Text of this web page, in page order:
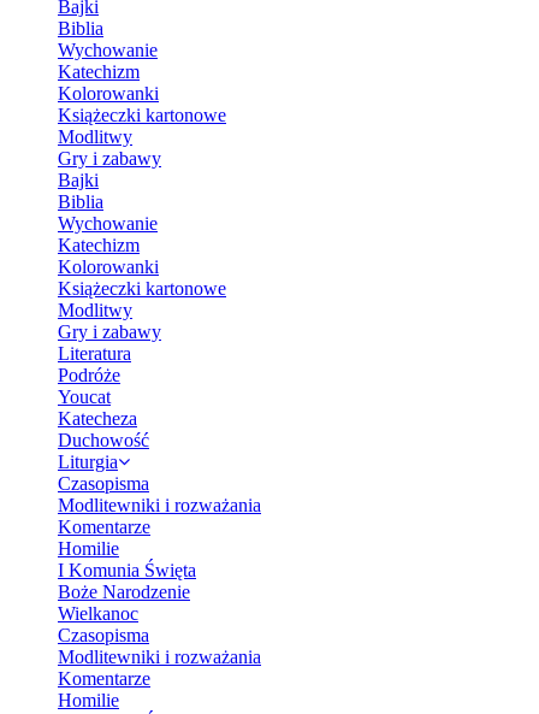
Bajki
Biblia
Wychowanie
Katechizm
Kolorowanki
Książeczki kartonowe
Modlitwy
Gry i zabawy
Bajki
Biblia
Wychowanie
Katechizm
Kolorowanki
Książeczki kartonowe
Modlitwy
Gry i zabawy
Literatura
Podróże
Youcat
Katecheza
Duchowość
Liturgia
Czasopisma
Modlitewniki i rozważania
Komentarze
Homilie
I Komunia Święta
Boże Narodzenie
Wielkanoc
Czasopisma
Modlitewniki i rozważania
Komentarze
Homilie